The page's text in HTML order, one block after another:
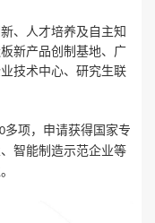
、人才培养及自主知
新产品创制基地、广
技术中心、研究生联
多项，申请获得国家专
智能制造示范企业等